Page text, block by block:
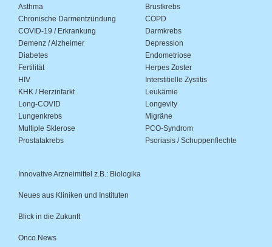
Asthma
Brustkrebs
Chronische Darmentzündung
COPD
COVID-19 / Erkrankung
Darmkrebs
Demenz / Alzheimer
Depression
Diabetes
Endometriose
Fertilität
Herpes Zoster
HIV
Interstitielle Zystitis
KHK / Herzinfarkt
Leukämie
Long-COVID
Longevity
Lungenkrebs
Migräne
Multiple Sklerose
PCO-Syndrom
Prostatakrebs
Psoriasis / Schuppenflechte
Innovative Arzneimittel z.B.: Biologika
Neues aus Kliniken und Instituten
Blick in die Zukunft
Onco.News